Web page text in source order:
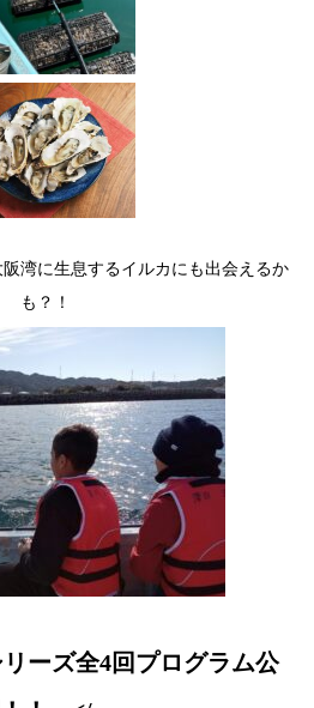
湾に生息するイルカにも出会えるか
も？！
リーズ全4回プログラム公